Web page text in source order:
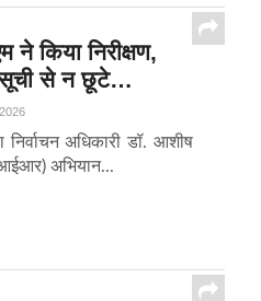
किया निरीक्षण,
सूची से न छूटे…
निर्वाचन अधिकारी डॉ. आशीष
अभियान...